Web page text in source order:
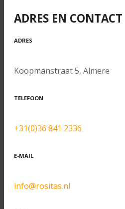
ADRES EN CONTACT
ADRES
Koopmanstraat 5, Almere
TELEFOON
+31(0)36 841 2336
E-MAIL
info@rositas.nl